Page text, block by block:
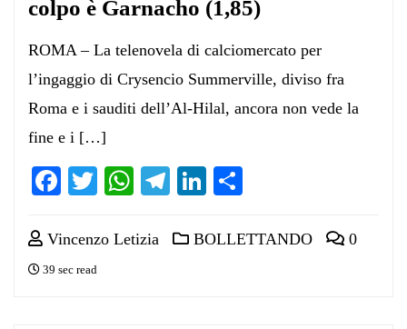
colpo è Garnacho (1,85)
ROMA – La telenovela di calciomercato per
l’ingaggio di Crysencio Summerville, diviso fra
Roma e i sauditi dell’Al-Hilal, ancora non vede la
fine e i […]
Facebook
TwitterWhatsApp
Telegram
LinkedIn
Vincenzo Letizia BOLLETTANDO 0
39 sec read